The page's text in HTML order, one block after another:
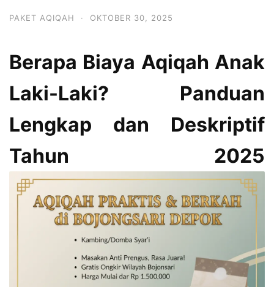
PAKET AQIQAH · OKTOBER 30, 2025
Berapa Biaya Aqiqah Anak
Laki-Laki? Panduan
Lengkap dan Deskriptif
Tahun 2025